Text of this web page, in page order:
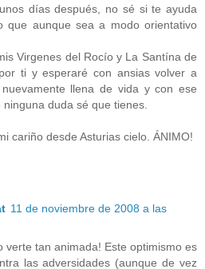
días después, no sé si te ayuda
que aunque sea a modo orientativo
Virgenes del Rocío y La Santína de
ti y esperaré con ansias volver a
llena de vida y con ese
duda sé que tienes.
cariño desde Asturias cielo. ÁNIMO!
11 de noviembre de 2008 a las
verte tan animada! Este optimismo es
las adversidades (aunque de vez